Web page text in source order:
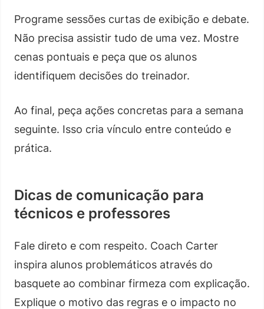
Programe sessões curtas de exibição e debate.
Não precisa assistir tudo de uma vez. Mostre
cenas pontuais e peça que os alunos
identifiquem decisões do treinador.
Ao final, peça ações concretas para a semana
seguinte. Isso cria vínculo entre conteúdo e
prática.
Dicas de comunicação para
técnicos e professores
Fale direto e com respeito. Coach Carter
inspira alunos problemáticos através do
basquete ao combinar firmeza com explicação.
Explique o motivo das regras e o impacto no